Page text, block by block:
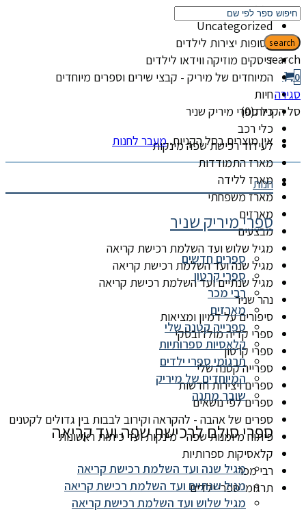
קטגוריות
Uncategorized
אסופות יצירות לילדים
דיסקים מוזיקה ווידאו לילדים
המיוחדים של מיריק - קבצי שירים וספרים מיוחדים
חיות
כל ספרי מיריק שניר
כלי רכב
לעידוד רכישת שפה מינקות
מארז התמודדות
מארז ללידה
מארז משפחתי
מארזים
מבצעים
מגיל שלוש ועד השלמת רכישת קריאה
מגיל שנה ועד השלמת רכישת קריאה
מגיל שנתיים ועד השלמת רכישת קריאה
נהר שניר
סיפורים על דמיון ומציאות
ספרי קדיה מולדובסקי
ספרי קרטון
ספרייה קטנה שלי
ספרים ויצירות חדשות
ספרים לפי נושאים
ספרים של אהבה - להקראה וקירוב לבבות בין גדולים לקטנים
פיתוח מיומנות שפה - מינקות ועד כיתות ראשונות
קלאסיקות ספרותיות
רבי מכר
תרגומי ספרי ילדים
search
search
0
סגירה
סל הקניות(0)
אין מוצרים בסל הקניות. מעבר לחנות
חנות
ספרי מיריק שניר
ספרים חדשים
ספרי קרטון
רבי מכר
מארזים
ספרייה קטנה שלי
קלאסיות ספרותיות
תרגומי ספרי ילדים
המיוחדים של מיריק
שובר מתנה
ספרי סולם לרכישת שפה ועד קריאה
מגיל שנה ועד השלמת רכישת קריאה
מגיל שנתיים ועד השלמת רכישת קריאה
מגיל שלוש ועד השלמת רכישת קריאה